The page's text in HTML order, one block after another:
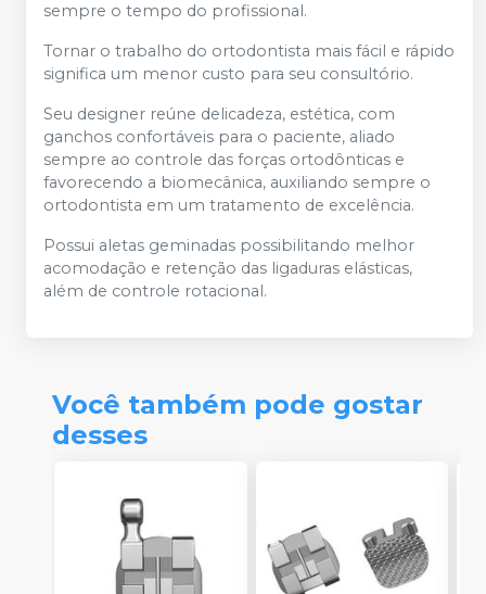
sempre o tempo do profissional.
Tornar o trabalho do ortodontista mais fácil e rápido
significa um menor custo para seu consultório.
Seu designer reúne delicadeza, estética, com
ganchos confortáveis para o paciente, aliado
sempre ao controle das forças ortodônticas e
favorecendo a biomecânica, auxiliando sempre o
ortodontista em um tratamento de excelência.
Possui aletas geminadas possibilitando melhor
acomodação e retenção das ligaduras elásticas,
além de controle rotacional.
Você também pode gostar
desses